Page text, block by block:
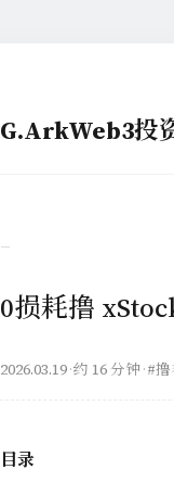
G.ArkWeb3投
–
0损耗撸
2026.03.19·约 16 分钟 ·#撸
目录